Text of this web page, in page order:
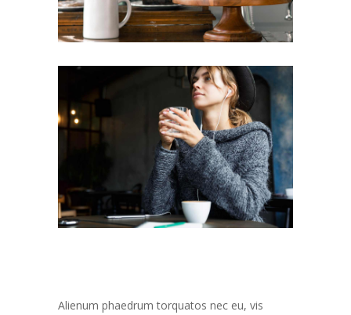
Alienum phaedrum torquatos nec eu, vis